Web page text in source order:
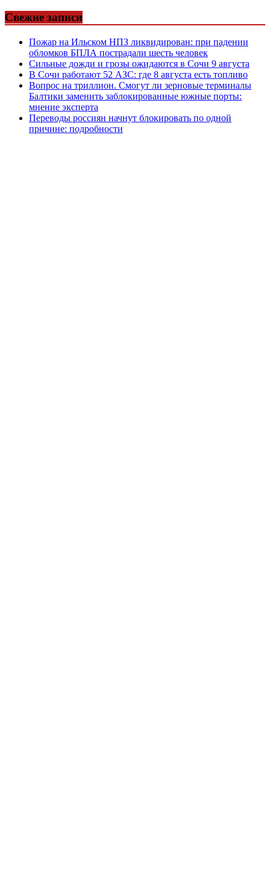
Свежие записи
Пожар на Ильском НПЗ ликвидирован: при падении
обломков БПЛА пострадали шесть человек
Сильные дожди и грозы ожидаются в Сочи 9 августа
В Сочи работают 52 АЗС: где 8 августа есть топливо
Вопрос на триллион. Смогут ли зерновые терминалы
Балтики заменить заблокированные южные порты:
мнение эксперта
Переводы россиян начнут блокировать по одной
причине: подробности